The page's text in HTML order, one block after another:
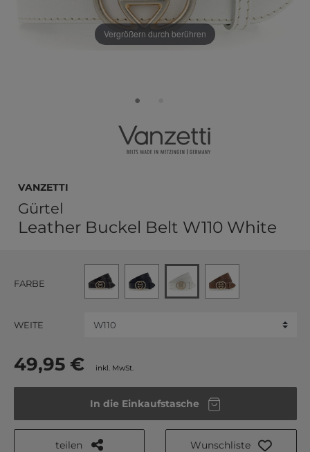
Vergrößern durch berühren
Vanzetti
Gürtel
Leather Buckel Belt W110 White
FARBE
WEITE
49,95 € inkl. MwSt.
In die Einkaufstasche
teilen Wunschliste